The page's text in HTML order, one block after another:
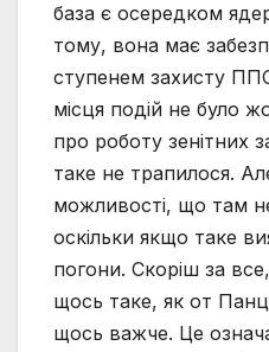
база є осередком
тому, вона має
ступенем захисту
місця подій не було
про роботу зенітних
таке не трапилося.
можливості, що там
оскільки якщо таке
погони. Скоріш за
щось таке, як от
щось важче. Це